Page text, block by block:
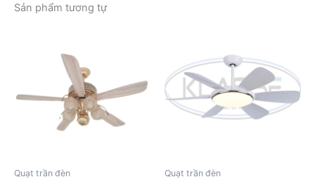
Sản phẩm tương tự
Quạt trần đèn Quạt trần đèn